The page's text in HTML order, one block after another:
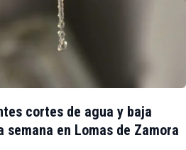
cortes de agua y baja
en Lomas de Zamora